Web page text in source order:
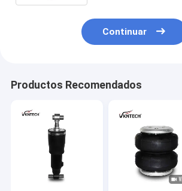
Continuar
Productos Recomendados